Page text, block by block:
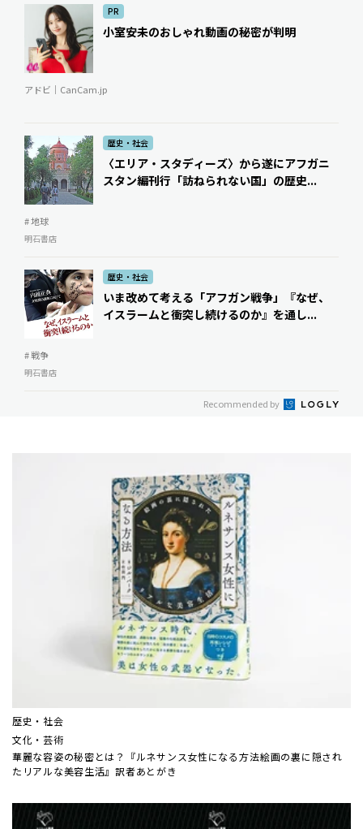
PR
小室安未のおしゃれ動画の秘密が判明
アドビ｜CanCam.jp
歴史・社会
〈エリア・スタディーズ〉から遂にアフガニ
スタン編刊行――「訪ねられない国」の歴史...
# 地球
明石書店
歴史・社会
いま改めて考える「アフガン戦争」――『なぜ、
イスラームと衝突し続けるのか』を通し...
# 戦争
明石書店
Recommended by
歴史・社会
文化・芸術
華麗な容姿の秘密とは？『ルネサンス女性になる方法――絵画の裏に隠され
たリアルな美容生活』訳者あとがき